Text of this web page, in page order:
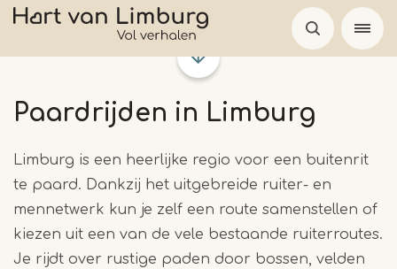
Overslaan
naar
inhoud
Paardrijden in Limburg
Limburg is een heerlijke regio voor een buitenrit
te paard. Dankzij het uitgebreide ruiter- en
mennetwerk kun je zelf een route samenstellen of
kiezen uit een van de vele bestaande ruiterroutes.
Je rijdt over rustige paden door bossen, velden